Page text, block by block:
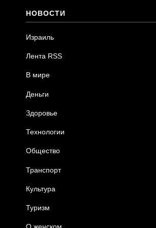
НОВОСТИ
Израиль
Лента RSS
В мире
Деньги
Здоровье
Технологии
Общество
Транспорт
Культура
Туризм